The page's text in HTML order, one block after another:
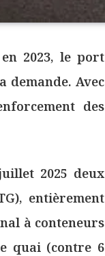
2023, le port
demande. Avec
des
2025 deux
entièrement
à conteneurs
quai (contre 6